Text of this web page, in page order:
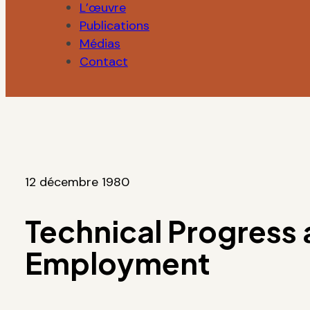
L’œuvre
Publications
Médias
Contact
12 décembre 1980
Technical Progress
Employment